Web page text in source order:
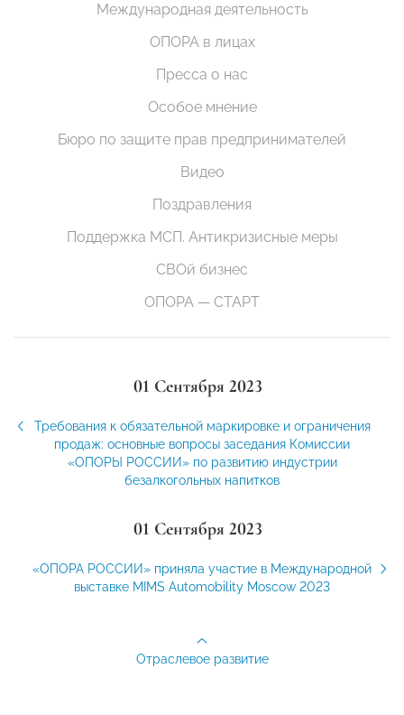
Международная деятельность
ОПОРА в лицах
Пресса о нас
Особое мнение
Бюро по защите прав предпринимателей
Видео
Поздравления
Поддержка МСП. Антикризисные меры
СВОй бизнес
ОПОРА — СТАРТ
01 Сентября 2023
Требования к обязательной маркировке и ограничения
продаж: основные вопросы заседания Комиссии
«ОПОРЫ РОССИИ» по развитию индустрии
безалкогольных напитков
01 Сентября 2023
«ОПОРА РОССИИ» приняла участие в Международной
выставке MIMS Automobility Moscow 2023
Отраслевое развитие